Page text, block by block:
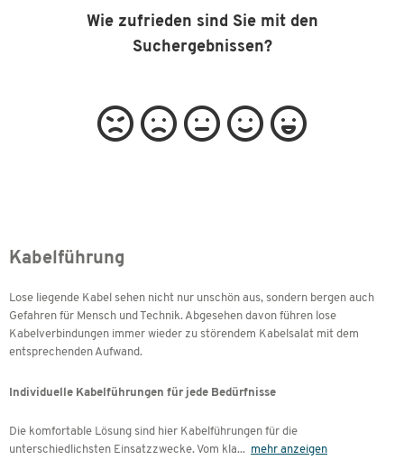
Wie zufrieden sind Sie mit den
Suchergebnissen?
Kabelführung
Lose liegende Kabel sehen nicht nur unschön aus, sondern bergen auch
Gefahren für Mensch und Technik. Abgesehen davon führen lose
Kabelverbindungen immer wieder zu störendem Kabelsalat mit dem
entsprechenden Aufwand.
Individuelle Kabelführungen für jede Bedürfnisse
Die komfortable Lösung sind hier Kabelführungen für die
unterschiedlichsten Einsatzzwecke. Vom kla... mehr anzeigen